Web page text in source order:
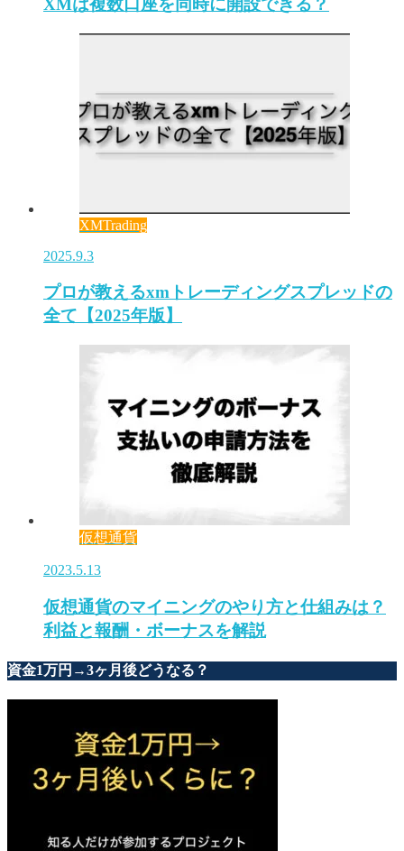
XMは複数口座を同時に開設できる？
XMTrading
2025.9.3
プロが教えるxmトレーディングスプレッドの
全て【2025年版】
仮想通貨
2023.5.13
仮想通貨のマイニングのやり方と仕組みは？
利益と報酬・ボーナスを解説
資金1万円→3ヶ月後どうなる？